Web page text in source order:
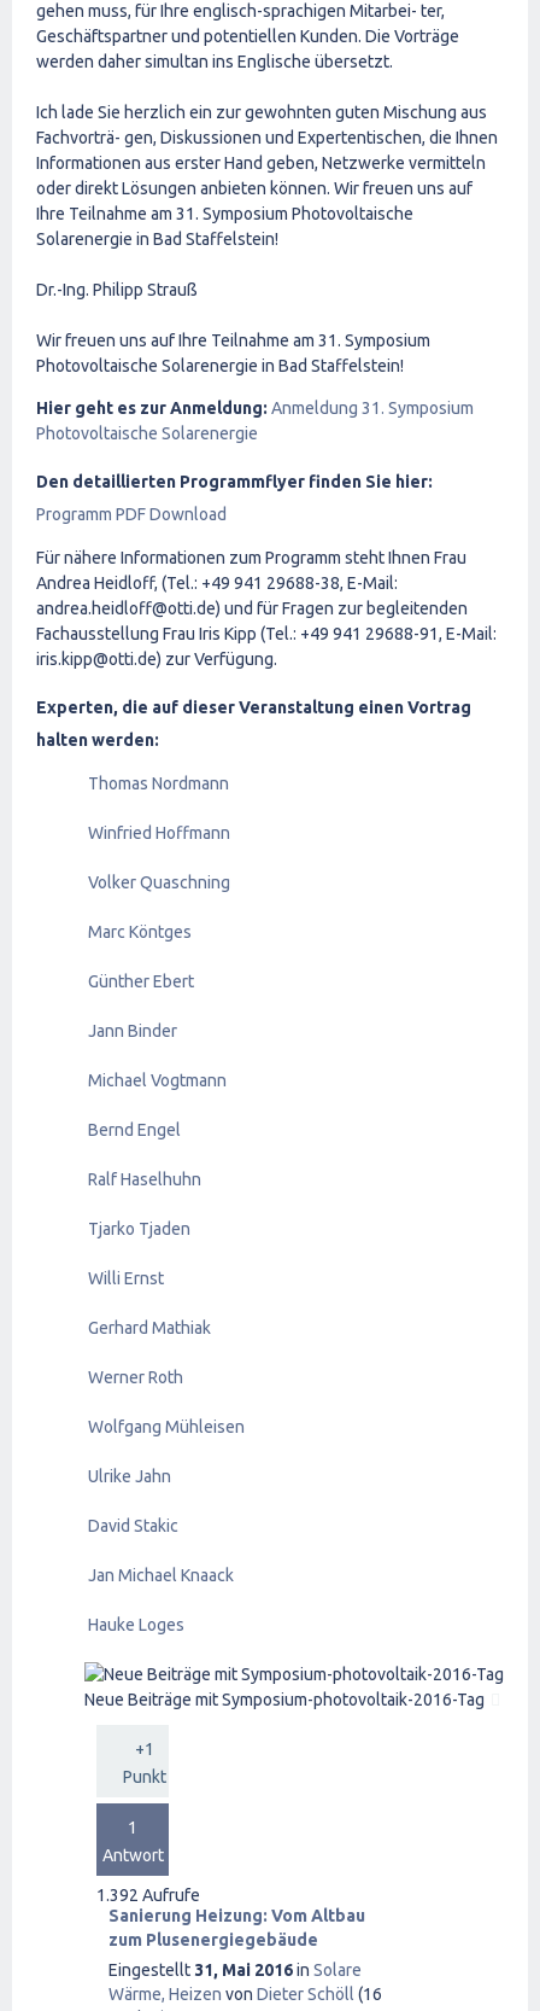
gehen muss, für Ihre englisch-sprachigen Mitarbei- ter,
Geschäftspartner und potentiellen Kunden. Die Vorträge
werden daher simultan ins Englische übersetzt.
Ich lade Sie herzlich ein zur gewohnten guten Mischung aus
Fachvorträ- gen, Diskussionen und Expertentischen, die Ihnen
Informationen aus erster Hand geben, Netzwerke vermitteln
oder direkt Lösungen anbieten können. Wir freuen uns auf
Ihre Teilnahme am 31. Symposium Photovoltaische
Solarenergie in Bad Staffelstein!
Dr.-Ing. Philipp Strauß
Wir freuen uns auf Ihre Teilnahme am 31. Symposium
Photovoltaische Solarenergie in Bad Staffelstein!
Hier geht es zur Anmeldung: Anmeldung 31. Symposium
Photovoltaische Solarenergie
Den detaillierten Programmflyer finden Sie hier:
Programm PDF Download
Für nähere Informationen zum Programm steht Ihnen Frau
Andrea Heidloff, (Tel.: +49 941 29688-38, E-Mail:
andrea.heidloff@otti.de) und für Fragen zur begleitenden
Fachausstellung Frau Iris Kipp (Tel.: +49 941 29688-91, E-Mail:
iris.kipp@otti.de) zur Verfügung.
Experten, die auf dieser Veranstaltung einen Vortrag
halten werden:
Thomas Nordmann
Winfried Hoffmann
Volker Quaschning
Marc Köntges
Günther Ebert
Jann Binder
Michael Vogtmann
Bernd Engel
Ralf Haselhuhn
Tjarko Tjaden
Willi Ernst
Gerhard Mathiak
Werner Roth
Wolfgang Mühleisen
Ulrike Jahn
David Stakic
Jan Michael Knaack
Hauke Loges
Neue Beiträge mit Symposium-photovoltaik-2016-Tag
+1
Punkt
1
Antwort
1.392 Aufrufe
Sanierung Heizung: Vom Altbau
zum Plusenergiegebäude
Eingestellt 31, Mai 2016in Solare
Wärme, Heizen von Dieter Schöll (16